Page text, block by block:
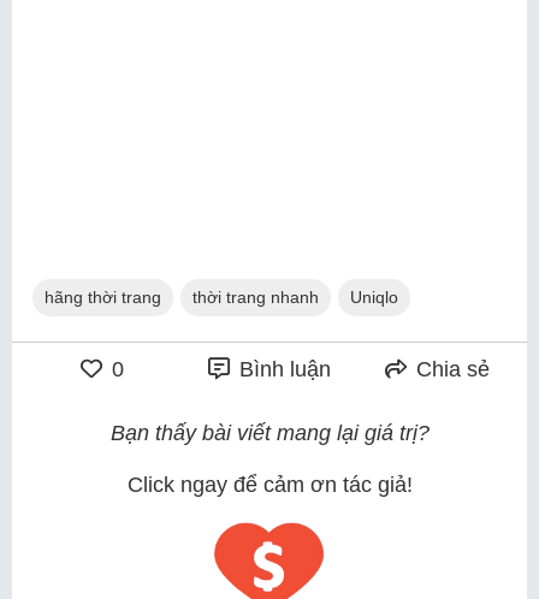
hãng thời trang thời trang nhanh Uniqlo
0 Bình luận Chia sẻ
Bạn thấy bài viết mang lại giá trị?
Click ngay để cảm ơn tác giả!